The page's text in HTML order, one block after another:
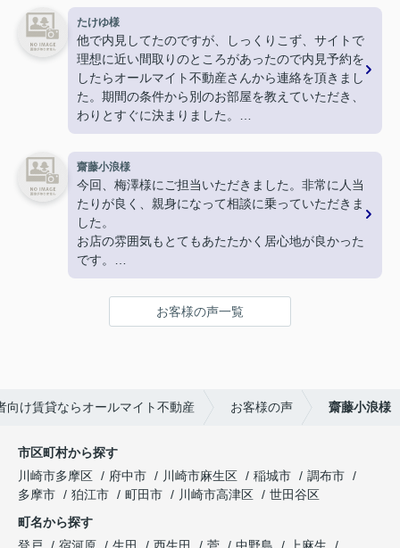
引越しギリギリになってしまった新居の鍵を現住所
まで届けてくださったりと
神対応でした！
駅周辺のおすすめスポットなども教えてくださり、
終始親切丁寧、分かりやすくご対応いただきまし
た。
とても気持ちの良いお部屋探しができ、素敵な不動
嬉しいです。
本当にありがとうございました！
たけゆ様
他で内見してたのですが、しっくりこず、サイトで
理想に近い間取りのところがあったので内見予約を
したらオールマイト不動産さんから連絡を頂きまし
た。期間の条件から別のお部屋を教えていただき、
わりとすぐに決まりました。
ありがとうございました。
齋藤小浪様
今回、梅澤様にご担当いただきました。非常に人当
たりが良く、親身になって相談に乗っていただきま
した。
お店の雰囲気もとてもあたたかく居心地が良かった
です。
こちらでお家探しをして良かったです。ありがとう
ございます。
お客様の声一覧
向け賃貸ならオールマイト不動産 お客様の声 齋藤小浪様
市区町村から探す
川崎市多摩区
府中市 川崎市麻生区 稲城市
調布市
多摩市
狛江市 町田市 川崎市高津区
世田谷区
町名から探す